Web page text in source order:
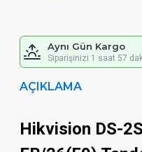
Aynı Gün Kargo
Siparişinizi 1 saat 57
AÇIKLAMA
Hikvision DS-